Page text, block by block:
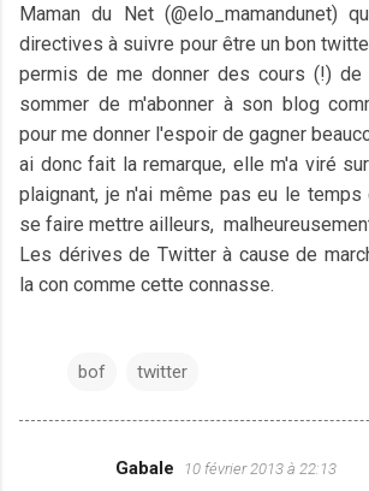
Maman du Net (@elo_mamandunet)
directives à suivre pour être un bon
permis de me donner des cours (!)
sommer de m'abonner à son blog
pour me donner l'espoir de gagner
ai donc fait la remarque, elle m'a viré
plaignant, je n'ai même pas eu le
se faire mettre ailleurs,
Les dérives de Twitter à cause de
la con comme cette connasse.
bof twitter
Gabale 10 février 2013 à 22:13